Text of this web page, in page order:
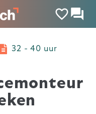
32 - 40 uur